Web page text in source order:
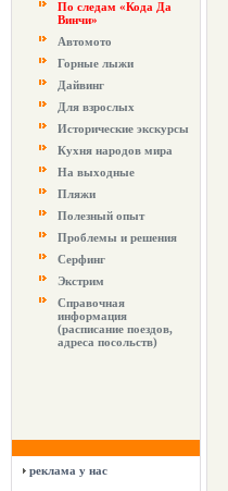
По следам «Кода Да
Винчи»
Автомото
Горные лыжи
Дайвинг
Для взрослых
Исторические экскурсы
Кухня народов мира
На выходные
Пляжи
Полезный опыт
Проблемы и решения
Серфинг
Экстрим
Справочная
информация
(расписание поездов,
адреса посольств)
реклама у нас